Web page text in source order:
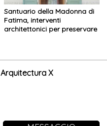
Santuario della Madonna di
Fatima, interventi
architettonici per preservare
Arquitectura X